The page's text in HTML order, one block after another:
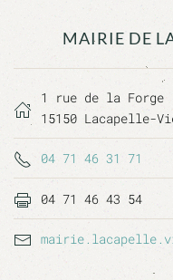
MAIRIE DE
1 rue de la Forge
15150 Lacapelle-
04 71 46 31 71
04 71 46 43 54